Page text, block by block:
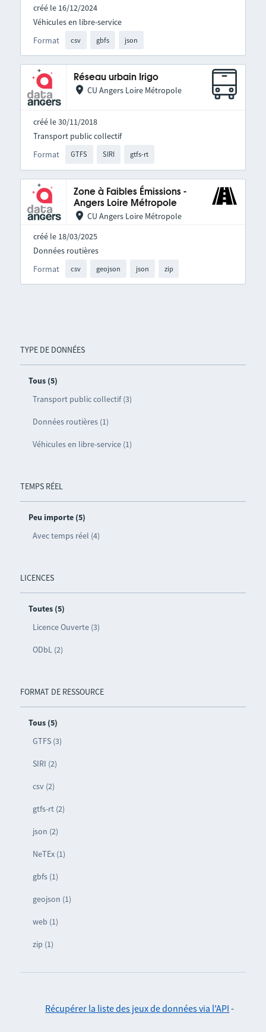
TYPE DE DONNÉES
Tous (5)
Transport public collectif (3)
Données routières (1)
Véhicules en libre-service (1)
TEMPS RÉEL
Peu importe (5)
Avec temps réel (4)
LICENCES
Toutes (5)
Licence Ouverte (3)
ODbL (2)
FORMAT DE RESSOURCE
Tous (5)
GTFS (3)
SIRI (2)
csv (2)
gtfs-rt (2)
json (2)
NeTEx (1)
gbfs (1)
geojson (1)
web (1)
zip (1)
créé le 16/12/2024
Format csv gbfs json
Véhicules en libre-service
Réseau urbain Irigo
CU Angers Loire Métropole
créé le 30/11/2018
Format GTFS SIRI gtfs-rt
Transport public collectif
Zone à Faibles Émissions -
Angers Loire Métropole
CU Angers Loire Métropole
créé le 18/03/2025
Format csv geojson json zip
Données routières
Récupérer la liste des jeux de données via l'API -